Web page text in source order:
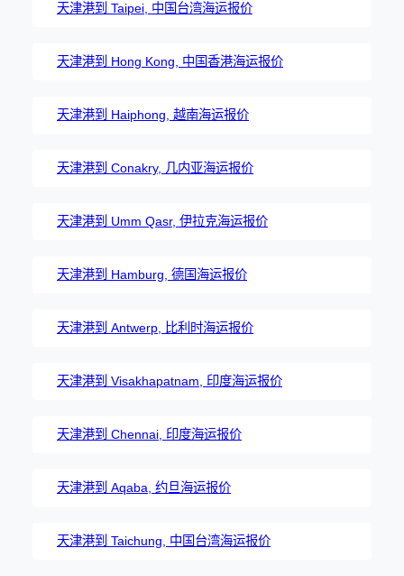
天津港到 Taipei, 中国台湾海运报价
天津港到 Hong Kong, 中国香港海运报价
天津港到 Haiphong, 越南海运报价
天津港到 Conakry, 几内亚海运报价
天津港到 Umm Qasr, 伊拉克海运报价
天津港到 Hamburg, 德国海运报价
天津港到 Antwerp, 比利时海运报价
天津港到 Visakhapatnam, 印度海运报价
天津港到 Chennai, 印度海运报价
天津港到 Aqaba, 约旦海运报价
天津港到 Taichung, 中国台湾海运报价